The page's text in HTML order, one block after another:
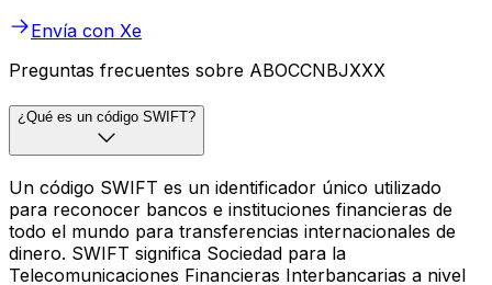
Envía con Xe
Preguntas frecuentes sobre ABOCCNBJXXX
¿Qué es un código SWIFT?
Un código SWIFT es un identificador único utilizado
para reconocer bancos e instituciones financieras de
todo el mundo para transferencias internacionales de
dinero. SWIFT significa Sociedad para la
Telecomunicaciones Financieras Interbancarias a nivel